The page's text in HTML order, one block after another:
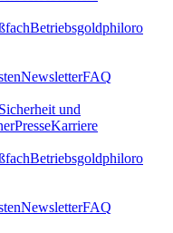
Betriebsgoldphiloro
NewsletterFAQ
Sicherheit und
PresseKarriere
Betriebsgoldphiloro
NewsletterFAQ